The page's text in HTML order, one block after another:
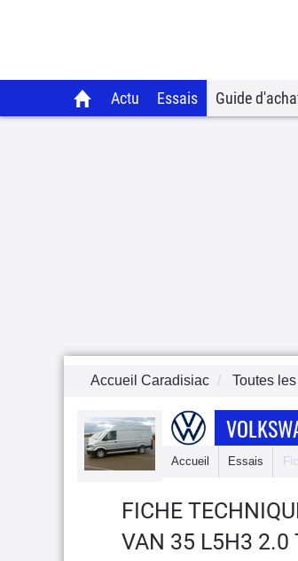
Actu Essais Guide
Accueil Caradisiac Toutes
Accueil Essais
FICHE
VAN 35 L5H3 2.0